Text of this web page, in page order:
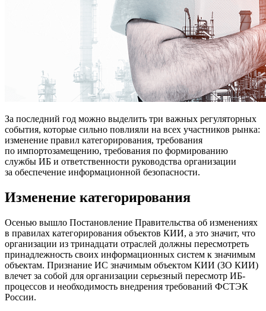
За последний год можно выделить три важных регуляторных
события, которые сильно повлияли на всех участников рынка:
изменение правил категорирования, требования
по импортозамещению, требования по формированию
службы ИБ и ответственности руководства организации
за обеспечение информационной безопасности.
Изменение категорирования
Осенью вышло Постановление Правительства об изменениях
в правилах категорирования объектов КИИ, а это значит, что
организации из тринадцати отраслей должны пересмотреть
принадлежность своих информационных систем к значимым
объектам. Признание ИС значимым объектом КИИ (ЗО КИИ)
влечет за собой для организации серьезный пересмотр ИБ-
процессов и необходимость внедрения требований ФСТЭК
России.